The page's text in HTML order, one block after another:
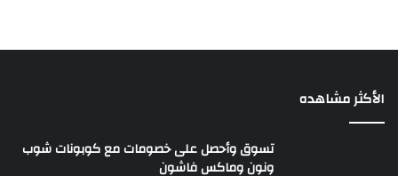
الأكثر مشاهده
تسوق وأحصل على خصومات مع كوبونات شوب
ونون وماكس فاشون